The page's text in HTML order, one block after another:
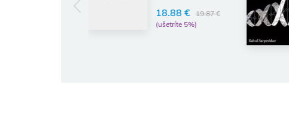
18.88 €
Rahul Sarpeshkar
97.02 € 102.13